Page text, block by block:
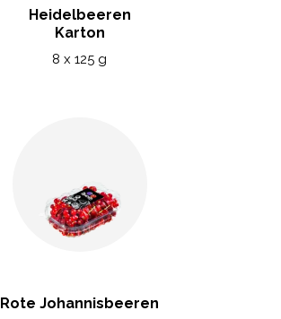
Heidelbeeren
Karton
8 x 125 g
Rote Johannisbeeren